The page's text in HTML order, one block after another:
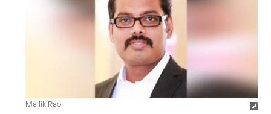
Mallik Rao